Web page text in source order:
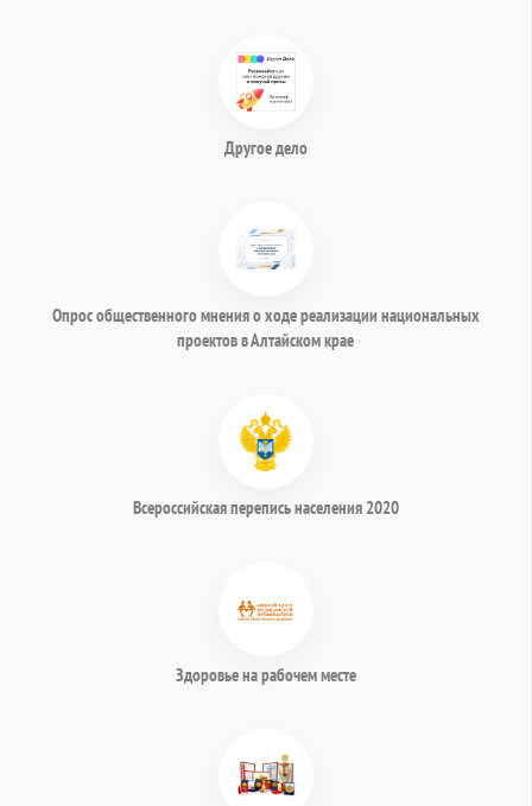
Другое дело
Опрос общественного мнения о ходе реализации национальных
проектов в Алтайском крае
Всероссийская перепись населения 2020
Здоровье на рабочем месте